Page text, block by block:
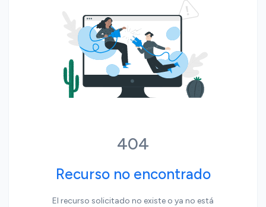
404
Recurso no encontrado
El recurso solicitado no existe o ya no está